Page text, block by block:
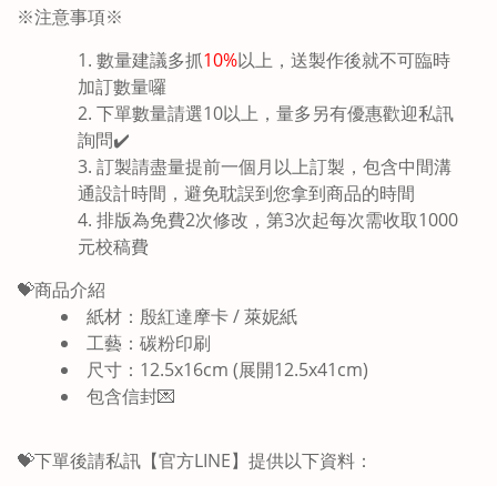
※注意事項※
數量建議多抓10%以上，送製作後就不可臨時
加訂數量囉
下單數量請選10以上，量多另有優惠歡迎私訊
詢問✔️
訂製請盡量提前一個月以上訂製，包含中間溝
通設計時間，避免耽誤到您拿到商品的時間
排版為免費2次修改，第3次起每次需收取1000
元校稿費
💝商品介紹
紙材：殷紅達摩卡 / 萊妮紙
工藝：碳粉印刷
尺寸：12.5x16cm (展開12.5x41cm)
包含信封💌
💝下單後請私訊 【官方LINE】提供以下資料：